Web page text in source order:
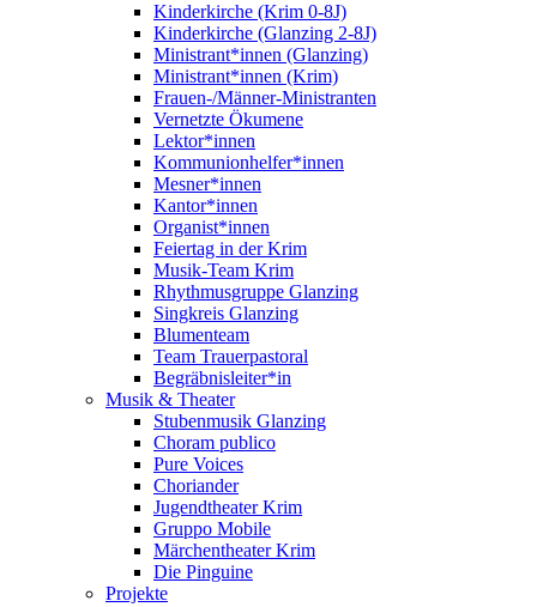
Kinderkirche (Krim 0-8J)
Kinderkirche (Glanzing 2-8J)
Ministrant*innen (Glanzing)
Ministrant*innen (Krim)
Frauen-/Männer-Ministranten
Vernetzte Ökumene
Lektor*innen
Kommunionhelfer*innen
Mesner*innen
Kantor*innen
Organist*innen
Feiertag in der Krim
Musik-Team Krim
Rhythmusgruppe Glanzing
Singkreis Glanzing
Blumenteam
Team Trauerpastoral
Begräbnisleiter*in
Musik & Theater
Stubenmusik Glanzing
Choram publico
Pure Voices
Choriander
Jugendtheater Krim
Gruppo Mobile
Märchentheater Krim
Die Pinguine
Projekte